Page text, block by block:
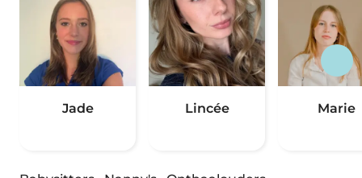
Jade Lincée Marie